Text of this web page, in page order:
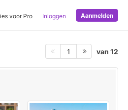
voor Pro Inloggen Aanmelden
1 van 12